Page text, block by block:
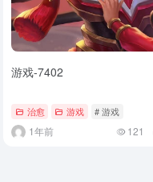
游戏-7402
治愈 游戏 # 游戏
1年前 121